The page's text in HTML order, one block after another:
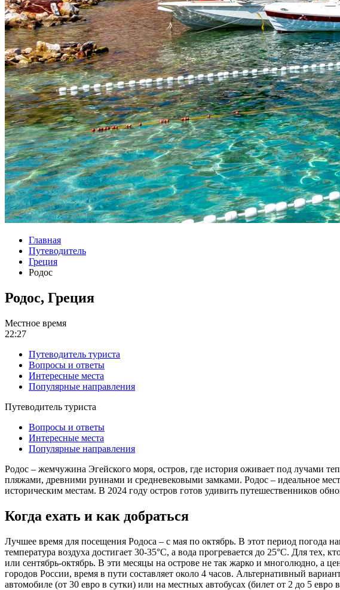
Главная
Путеводитель
Греция
Родос
Родос, Греция
Местное время
22:27
Путеводитель туриста
Вопросы и ответы
Интересные места
Популярные направления
Путеводитель туриста
Вопросы и ответы
Интересные места
Популярные направления
Родос – жемчужина Эгейского моря, остров, где история оживает под лучами
пляжами, древними руинами и средневековыми замками. Родос – идеальное
историческим местам. В 2024 году остров готов удивить путешественников
Когда ехать и как добраться
Лучшее время для посещения Родоса – с мая по октябрь. В этот период погода
температура воздуха достигает 30-35°C, а вода прогревается до 25°C. Для
или сентябрь-октябрь. В эти месяцы на острове не так жарко и многолюдно, а
городов России, время в пути составляет около 4 часов. Альтернативный
автомобиле (от 30 евро в сутки) или на местных автобусах (билет от 2 до 5 евро